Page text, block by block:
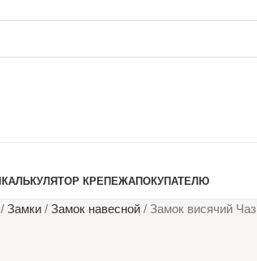
КАЛЬКУЛЯТОР КРЕПЕЖАПОКУПАТЕЛЮ
/ Замки / Замок навесной / Замок висячий Чаз